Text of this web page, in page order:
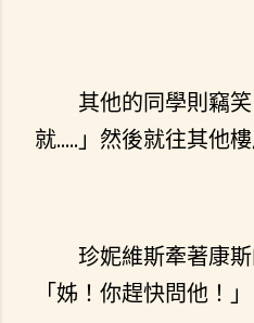
其他的同學則竊
就.....」然後就往其他
珍妮維斯牽著康
「姊！你趕快問他！」